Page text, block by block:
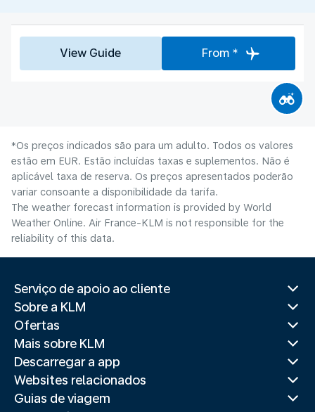
View Guide From *
*Os preços indicados são para um adulto. Todos os valores
estão em EUR. Estão incluídas taxas e suplementos. Não é
aplicável taxa de reserva. Os preços apresentados poderão
variar consoante a disponibilidade da tarifa.
The weather forecast information is provided by World
Weather Online. Air France-KLM is not responsible for the
reliability of this data.
Serviço de apoio ao cliente
Sobre a KLM
Ofertas
Mais sobre KLM
Descarregar a app
Websites relacionados
Guias de viagem